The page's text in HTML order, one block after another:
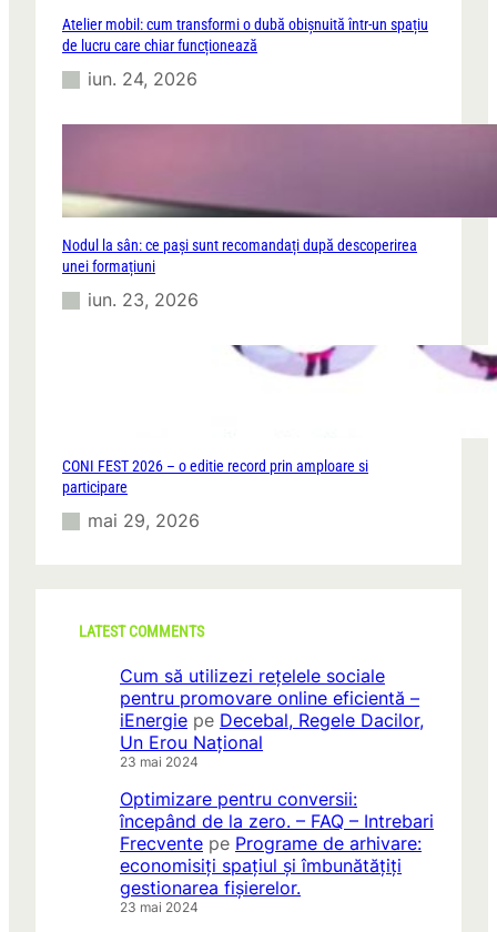
Atelier mobil: cum transformi o dubă obișnuită într-un spațiu
de lucru care chiar funcționează
iun. 24, 2026
Nodul la sân: ce pași sunt recomandați după descoperirea
unei formațiuni
iun. 23, 2026
CONI FEST 2026 – o editie record prin amploare si
participare
mai 29, 2026
LATEST COMMENTS
Cum să utilizezi rețelele sociale
pentru promovare online eficientă –
iEnergie pe Decebal, Regele Dacilor,
Un Erou Național
23 mai 2024
Optimizare pentru conversii:
începând de la zero. – FAQ – Intrebari
Frecvente pe Programe de arhivare:
economisiți spațiul și îmbunătățiți
gestionarea fișierelor.
23 mai 2024